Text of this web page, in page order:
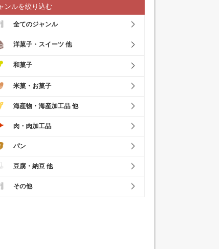
ンルを絞り込む
全てのジャンル
洋菓子・スイーツ 他
和菓子
米菓・お菓子
海産物・海産加工品 他
肉・肉加工品
パン
豆腐・納豆 他
その他